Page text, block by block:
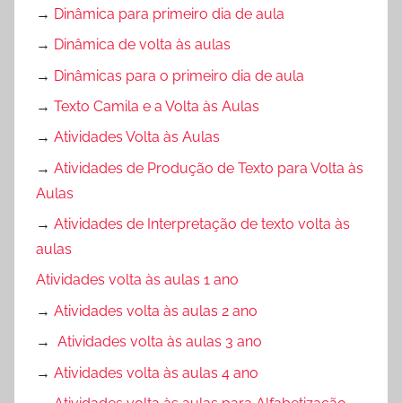
→ Dinâmica para primeiro dia de aula
→ Dinâmica de volta às aulas
→ Dinâmicas para o primeiro dia de aula
→ Texto Camila e a Volta às Aulas
→ Atividades Volta às Aulas
→ Atividades de Produção de Texto para Volta às
Aulas
→ Atividades de Interpretação de texto volta às
aulas
Atividades volta às aulas 1 ano
→ Atividades volta às aulas 2 ano
→ Atividades volta às aulas 3 ano
→ Atividades volta às aulas 4 ano